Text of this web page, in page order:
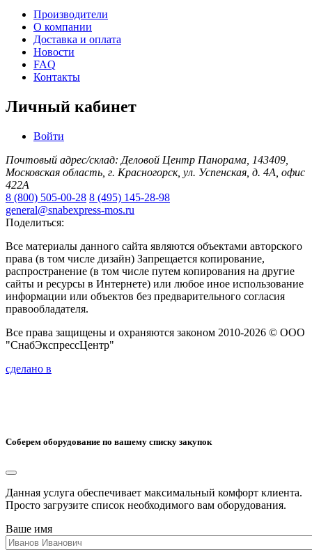
Производители
О компании
Доставка и оплата
Новости
FAQ
Контакты
Личный кабинет
Войти
Почтовый адрес/склад: Деловой Центр Панорама, 143409,
Московская область, г. Красногорск, ул. Успенская, д. 4А, офис
422А
8 (800) 505-00-28 8 (495) 145-28-98
general@snabexpress-mos.ru
Поделиться:
Все материалы данного сайта являются объектами авторского
права (в том числе дизайн) Запрещается копирование,
распространение (в том числе путем копирования на другие
сайты и ресурсы в Интернете) или любое иное использование
информации или объектов без предварительного согласия
правообладателя.
Все права защищены и охраняются законом 2010-2026 © ООО
"СнабЭкспрессЦентр"
сделано в
Соберем оборудование по вашему списку закупок
Данная услуга обеспечивает максимальный комфорт клиента.
Просто загрузите список необходимого вам оборудования.
Ваше имя